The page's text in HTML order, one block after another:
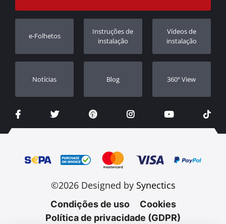
Rastrear ordem
Revendedores
e-Folhetos
Instruções de
instalação
Vídeos de
instalação
Notícias Blog 360º View
©2026 Designed by Synectics
Condições de uso
Cookies
Política de privacidade (GDPR)